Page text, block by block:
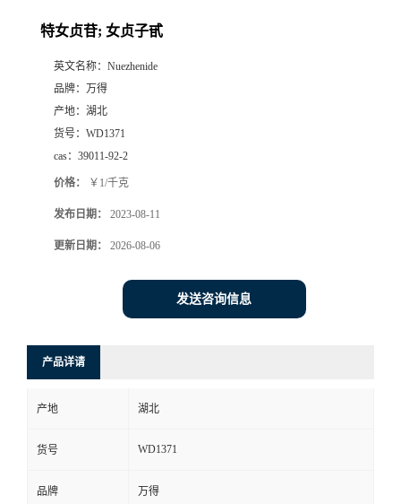
特女贞苷; 女贞子甙
英文名称： Nuezhenide
品牌： 万得
产地： 湖北
货号： WD1371
cas： 39011-92-2
价格： ￥1/千克
发布日期： 2023-08-11
更新日期： 2026-08-06
发送咨询信息
产品详请
产地 湖北
货号 WD1371
品牌 万得